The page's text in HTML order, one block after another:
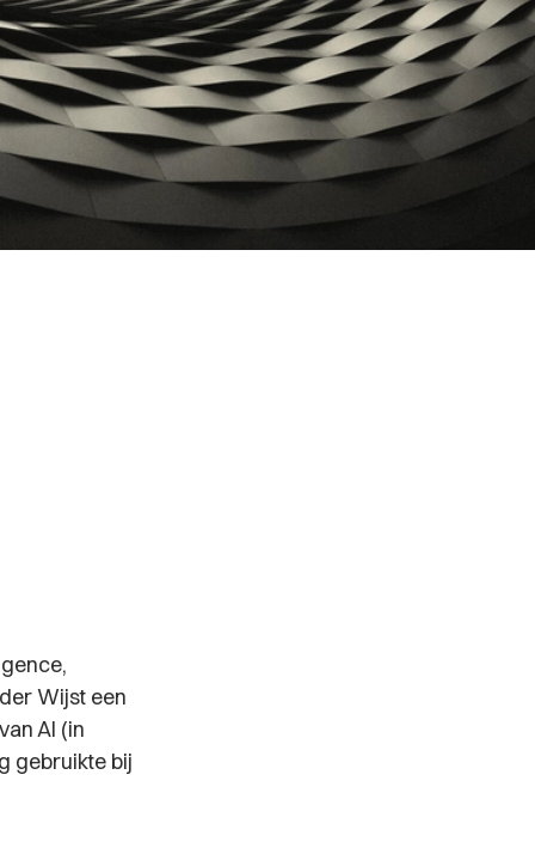
Wijst een
AI (in
gebruikte bij